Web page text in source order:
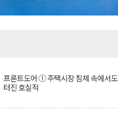
프론트도어 ① 주택시장 침체 속에서도
터진 호실적